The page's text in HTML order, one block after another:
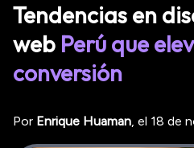
Tendencias en
web Perú que
conversión
Por Enrique Huaman, el 18 de